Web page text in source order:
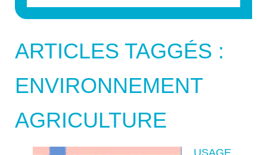
ARTICLES TAGGÉS :
ENVIRONNEMENT
AGRICULTURE
USAGE